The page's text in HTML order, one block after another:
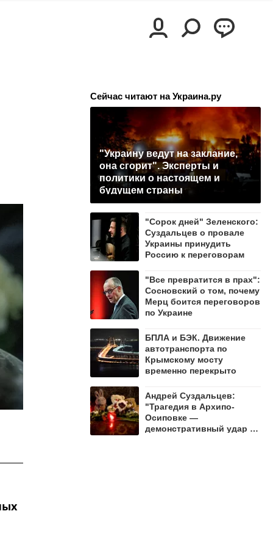
Сейчас читают на Украина.ру
"Украину ведут на заклание,
она сгорит". Эксперты и
политики о настоящем и
будущем страны
"Сорок дней" Зеленского:
Суздальцев о провале
Украины принудить
Россию к переговорам
"Все превратится в прах":
Сосновский о том, почему
Мерц боится переговоров
по Украине
БПЛА и БЭК. Движение
автотранспорта по
Крымскому мосту
временно перекрыто
Андрей Суздальцев:
"Трагедия в Архипо-
Осиповке —
демонстративный удар по